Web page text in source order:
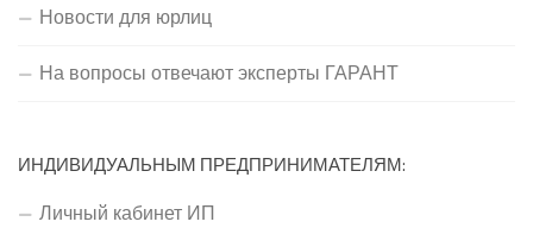
Новости для юрлиц
На вопросы отвечают эксперты ГАРАНТ
ИНДИВИДУАЛЬНЫМ ПРЕДПРИНИМАТЕЛЯМ:
Личный кабинет ИП